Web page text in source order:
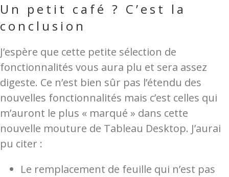
Un petit café ? C’est la
conclusion
J’espère que cette petite sélection de
fonctionnalités vous aura plu et sera assez
digeste. Ce n’est bien sûr pas l’étendu des
nouvelles fonctionnalités mais c’est celles qui
m’auront le plus « marqué » dans cette
nouvelle mouture de Tableau Desktop. J’aurai
pu citer :
Le remplacement de feuille qui n’est pas